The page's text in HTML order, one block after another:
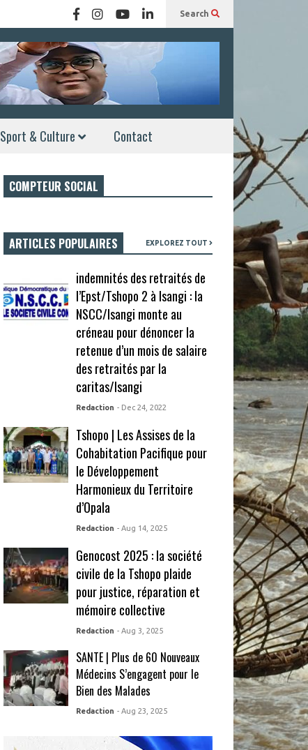
Search
Sport & Culture Contact
COMPTEUR SOCIAL
ARTICLES POPULAIRES EXPLOREZ TOUT
indemnités des retraités de
l’Epst/Tshopo 2 à Isangi : la
NSCC/Isangi monte au
créneau pour dénoncer la
retenue d’un mois de salaire
des retraités par la
caritas/Isangi
Redaction - Dec 24, 2022
Tshopo | Les Assises de la
Cohabitation Pacifique pour
le Développement
Harmonieux du Territoire
d’Opala
Redaction - Aug 14, 2025
Genocost 2025 : la société
civile de la Tshopo plaide
pour justice, réparation et
mémoire collective
Redaction - Aug 3, 2025
SANTE | Plus de 60 Nouveaux
Médecins S’engagent pour le
Bien des Malades
Redaction - Aug 23, 2025